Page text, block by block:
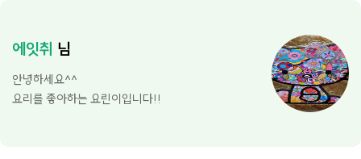
에잇취 님
안녕하세요^^
요리를 좋아하는 요린이입니다!!